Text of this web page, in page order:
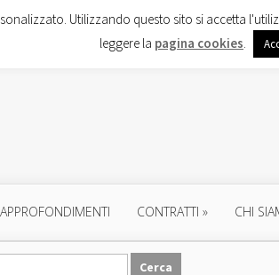
APPROFONDIMENTI CONTRATTI » CHI
Utilizzando questo sito si accetta
leggere la pagina cookies.